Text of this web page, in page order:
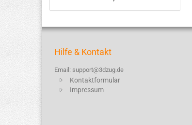
Hilfe & Kontakt
Email: support@3dzug.de
Kontaktformular
Impressum